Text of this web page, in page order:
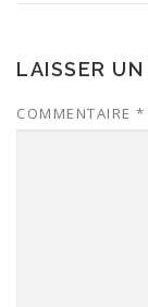
LAISSER
COMMENTAIRE *